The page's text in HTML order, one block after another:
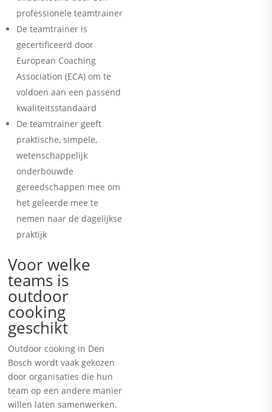
professionele teamtrainer
De teamtrainer is
gecertificeerd door
European Coaching
Association (ECA) om te
voldoen aan een passend
kwaliteitsstandaard
De teamtrainer geeft
praktische, simpele,
wetenschappelijk
onderbouwde
gereedschappen mee om
het geleerde mee te
nemen naar de dagelijkse
praktijk
Voor welke
teams is
outdoor
cooking
geschikt
Outdoor cooking in Den
Bosch wordt vaak gekozen
door organisaties die hun
team op een andere manier
willen laten samenwerken.